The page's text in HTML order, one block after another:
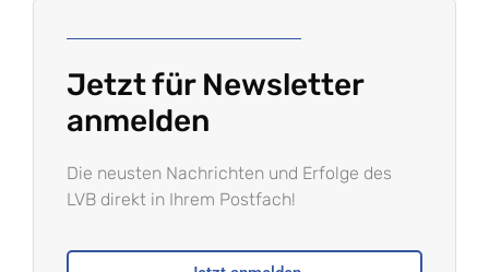
Jetzt für Newsletter
anmelden
Die neusten Nachrichten und Erfolge des
LVB direkt in Ihrem Postfach!